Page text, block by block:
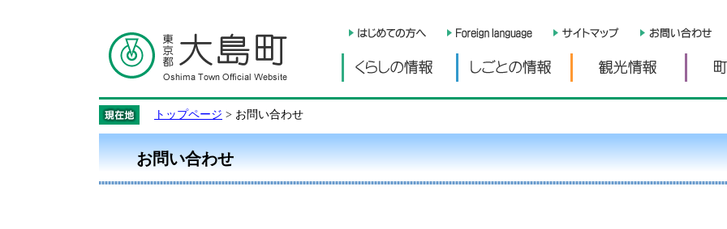
くらしの情報 しごとの情報 観光情
トップページ > お問い合わせ
お問い合わせ